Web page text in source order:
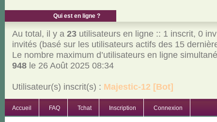
Qui est en ligne ?
Au total, il y a 23utilisateurs en ligne :: 1 inscrit, 0
invités (basé sur les utilisateurs actifs des 15
Le nombre maximum d’utilisateurs en ligne
948le 26 Août 2025 08:34
Utilisateur(s) inscrit(s) : Majestic-12 [Bot]
Accueil FAQ Tchat Inscription Connexion